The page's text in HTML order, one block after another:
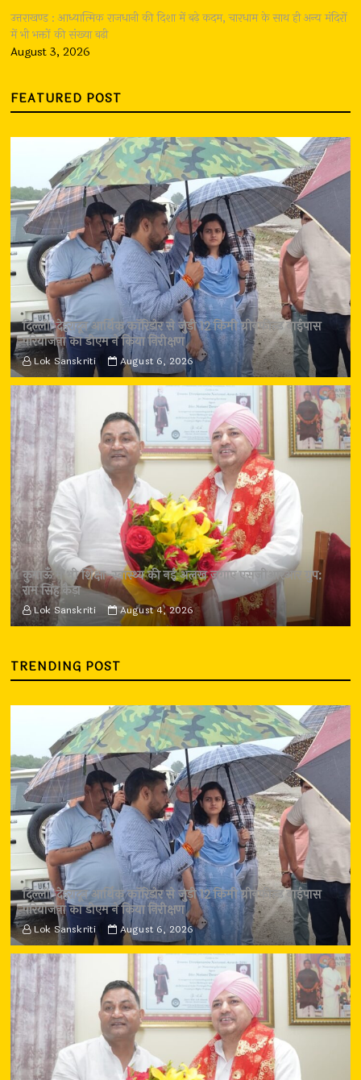
उत्तराखण्ड : आध्यात्मिक राजधानी की दिशा में बढ़े कदम, चारधाम के साथ ही अन्य मंदिरों
में भी भक्तों की संख्या बढ़ी
August 3, 2026
FEATURED POST
दिल्ली-देहरादून आर्थिक कॉरिडोर से जुड़ी 12 किमी ग्रीनफील्ड बाईपास
परियोजना का डीएम ने किया निरीक्षण
Lok Sanskriti August 6, 2026
कुमाऊँ में भी शिक्षा-स्वास्थ्य की नई अलख जगाए एसजीआरआर ग्रुप:
राम सिंह कैड़ा
Lok Sanskriti August 4, 2026
TRENDING POST
दिल्ली-देहरादून आर्थिक कॉरिडोर से जुड़ी 12 किमी ग्रीनफील्ड बाईपास
परियोजना का डीएम ने किया निरीक्षण
Lok Sanskriti August 6, 2026